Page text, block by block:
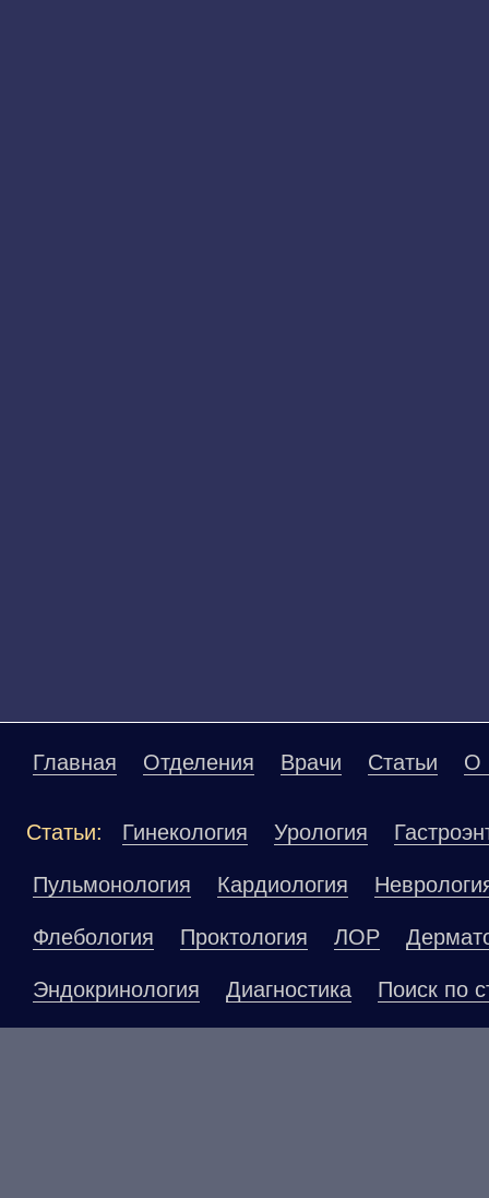
Главная Отделения Врачи Статьи О
Статьи: Гинекология Урология
Пульмонология Кардиология
Флебология Проктология ЛОР
Эндокринология Диагностика Поиск по